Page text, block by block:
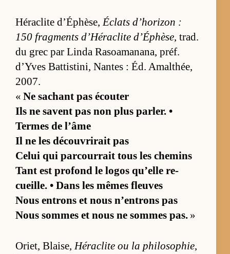
Hé­ra­clite d’Éphè­se, Éclats d’ho­ri­zon :
150 frag­ments d’Hé­ra­clite d’Éphèse, trad.
du grec par Linda Ra­soa­ma­na­na, préf.
d’Yves Bat­tis­ti­ni, Nantes : Éd. Amal­thée,
2007.
« Ne sa­chant pas écou­ter
Ils ne savent pas non plus par­ler. •
Termes de l’âme
Il ne les dé­cou­vri­rait pas
Ce­lui qui par­cour­rait tous les che­mins
Tant est pro­fond le lo­gos qu’elle re­
cueille. • Dans les mêmes fleuves
Nous en­trons et nous n’en­trons pas
Nous sommes et nous ne sommes pas. »
Oriet, Blai­se,Hé­ra­clite ou la phi­lo­so­phie,